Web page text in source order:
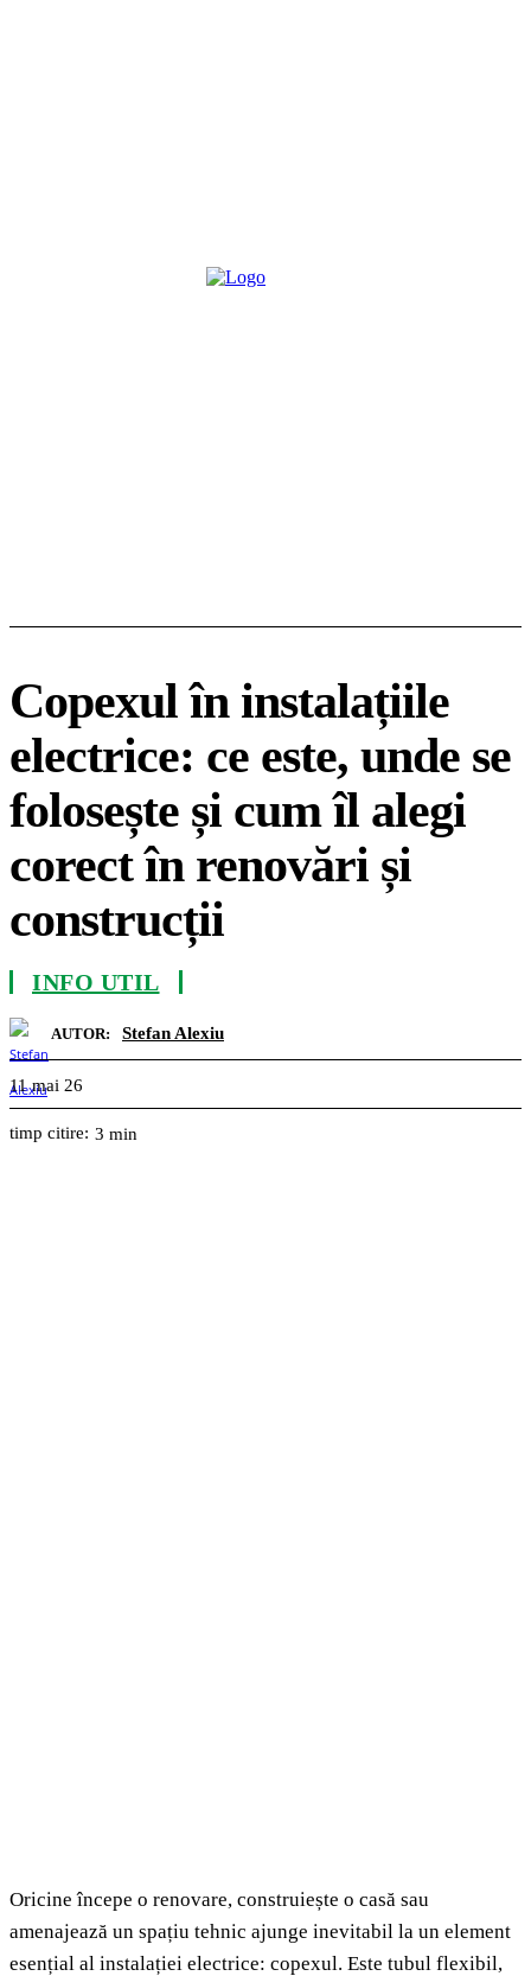
Copexul în instalațiile
electrice: ce este, unde se
folosește și cum îl alegi
corect în renovări și
construcții
INFO UTIL
AUTOR: Stefan Alexiu
11 mai 26
timp citire: 3 min
Oricine începe o renovare, construiește o casă sau
amenajează un spațiu tehnic ajunge inevitabil la un element
esențial al instalației electrice: copexul. Este tubul flexibil,